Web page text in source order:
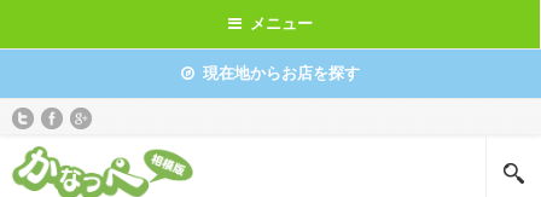
メニュー
現在地からお店を探す